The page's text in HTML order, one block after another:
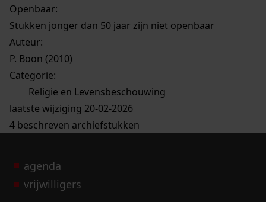
Openbaar:
Stukken jonger dan 50 jaar zijn niet openbaar
Auteur:
P. Boon (2010)
Categorie:
Religie en Levensbeschouwing
laatste wijziging 20-02-2026
4 beschreven archiefstukken
agenda
vrijwilligers